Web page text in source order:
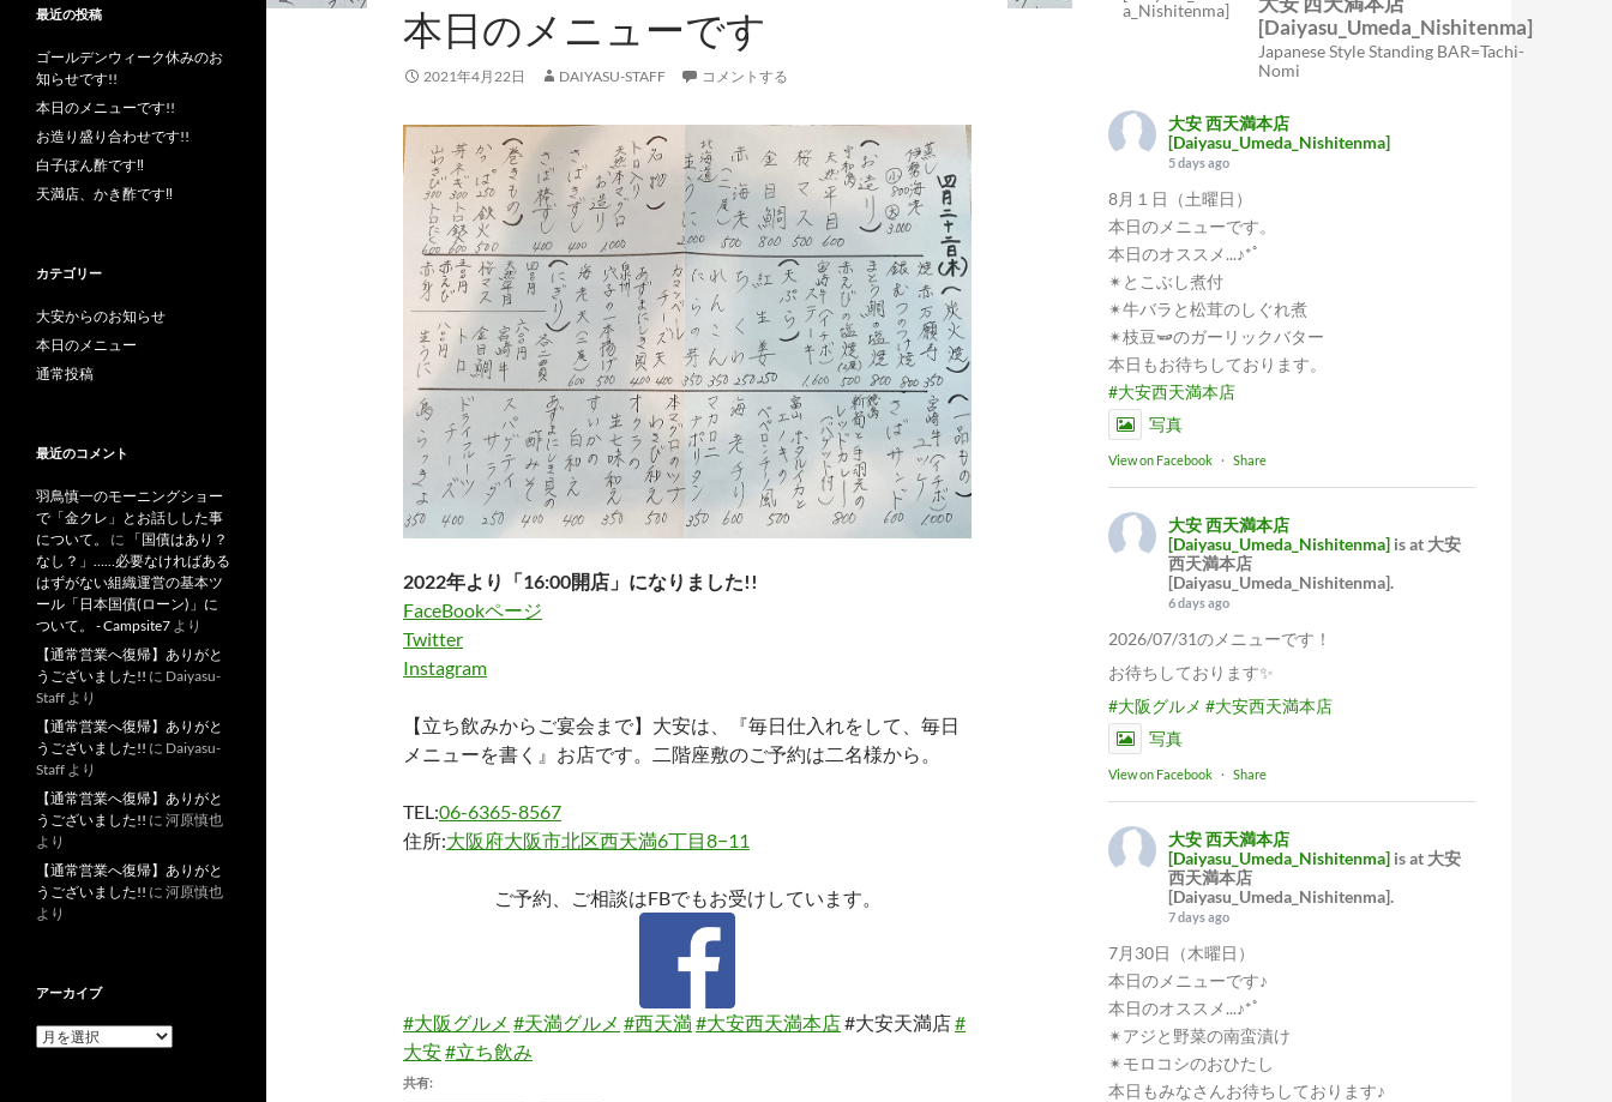
本日のメニューです
2021年4月22日 DAIYASU-STAFF コメントする
2022年より「16:00開店」になりました!!
FaceBookページ
Twitter
Instagram
【立ち飲みからご宴会まで】大安は、『毎日仕入れをして、毎日
メニューを書く』お店です。二階座敷のご予約は二名様から。
TEL:06-6365-8567
住所:大阪府大阪市北区西天満6丁目8−11
ご予約、ご相談はFBでもお受けしています。
#大阪グルメ #天満グルメ #西天満#大安西天満本店#大安天満店#
大安#立ち飲み
共有:
[Daiyasu_Umeda_Nishitenma]
Japanese Style Standing BAR=Tachi-
Nomi
大安 西天満本店
[Daiyasu_Umeda_Nishitenma]
5 days ago
8月１日（土曜日）
本日のメニューです。
本日のオススメ...♪*ﾟ
✴︎とこぶし煮付
✴︎牛バラと松茸のしぐれ煮
✴︎枝豆🫛のガーリックバター
本日もお待ちしております。
#大安西天満本店
写真
View on Facebook · Share
大安 西天満本店
[Daiyasu_Umeda_Nishitenma] is at 大安
西天満本店
[Daiyasu_Umeda_Nishitenma].
6 days ago
2026/07/31のメニューです！
お待ちしております✨
#大阪グルメ #大安西天満本店
写真
View on Facebook · Share
大安 西天満本店
[Daiyasu_Umeda_Nishitenma] is at 大安
西天満本店
[Daiyasu_Umeda_Nishitenma].
7 days ago
7月30日（木曜日）
本日のメニューです♪
本日のオススメ...♪*ﾟ
✴︎アジと野菜の南蛮漬け
✴︎モロコシのおひたし
本日もみなさんお待ちしております♪
最近の投稿
ゴールデンウィーク休みのお
知らせです!!
本日のメニューです!!
お造り盛り合わせです!!
白子ぽん酢です‼︎
天満店、かき酢です‼︎
カテゴリー
大安からのお知らせ
本日のメニュー
通常投稿
最近のコメント
羽鳥慎一のモーニングショー
で「金クレ」とお話しした事
について。
に
「国債はあり？
なし？」……必要なければある
はずがない組織運営の基本ツ
ール「日本国債(ローン)」に
ついて。 - Campsite7 より
【通常営業へ復帰】ありがと
うございました!! に Daiyasu-
Staff より
【通常営業へ復帰】ありがと
うございました!! に Daiyasu-
Staff より
【通常営業へ復帰】ありがと
うございました!! に 河原慎也
より
【通常営業へ復帰】ありがと
うございました!! に 河原慎也
より
アーカイブ
ア